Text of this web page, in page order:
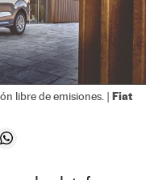
libre de emisiones. | Fiat